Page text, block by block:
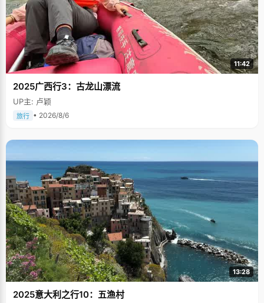
11:42
2025广西行3：古龙山漂流
UP主: 卢颖
旅行 • 2026/8/6
13:28
2025意大利之行10：五渔村